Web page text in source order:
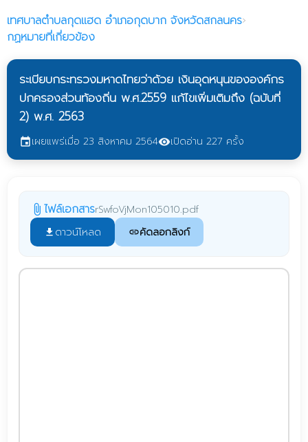
เทศบาลตำบลกุดแฮด อำเภอกุดบาก จังหวัดสกลนคร›
กฏหมายที่เกี่ยวข้อง
ระเบียบกระทรวงมหาดไทยว่าด้วย เงินอุดหนุนขององค์กร
ปกครองส่วนท้องถิ่น พ.ศ.2559 แก้ไขเพิ่มเติมถึง (ฉบับที่
2) พ.ศ. 2563
eventเผยแพร่เมื่อ 23 สิงหาคม 2564visibilityเปิดอ่าน 227 ครั้ง
attach_file ไฟล์เอกสารrSwfoVjMon105010.pdf
file_download ดาวน์โหลด linkคัดลอกลิงก์